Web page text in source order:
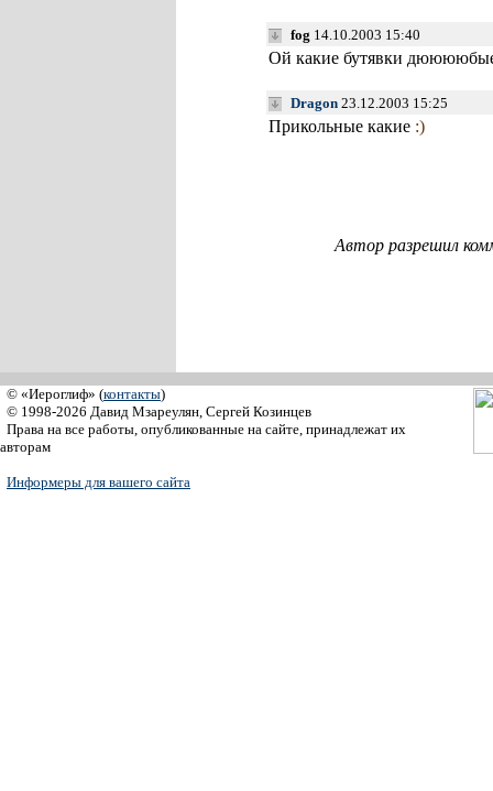
fog 14.10.2003 15:40
Ой какие бутявки
Dragon 23.12.2003 15:25
Прикольные какие :)
Автор разрешил
© «Иероглиф» (контакты)
© 1998-2026 Давид Мзареулян, Сергей Козинцев
Права на все работы, опубликованные на сайте, принадлежат их
авторам
Информеры для вашего сайта